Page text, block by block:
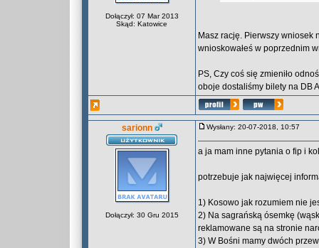
Dołączył: 07 Mar 2013
Skąd: Katowice
Masz rację. Pierwszy wniosek
wnioskowałeś w poprzednim
PS, Czy coś się zmieniło
oboje dostaliśmy bilety na DB
sarionn
Dołączył: 30 Gru 2015
Wysłany: 20-07-2018, 10:57
a ja mam inne pytania o fip i
potrzebuje jak najwięcej
1) Kosowo jak rozumiem nie
2) Na sagrańską ósemkę
reklamowane są na stronie
3) W Bośni mamy dwóch